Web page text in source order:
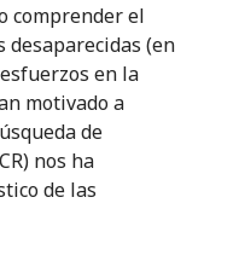
comprender el
(en
en la
motivado a
de
nos ha
de las